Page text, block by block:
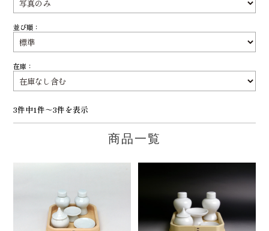
並び順：
在庫：
3件中1件～3件を表示
商品一覧